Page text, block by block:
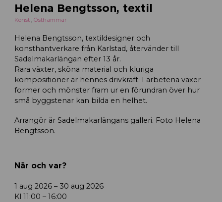
Helena Bengtsson, textil
Konst Östhammar
Helena Bengtsson, textildesigner och
konsthantverkare från Karlstad, återvänder till
Sadelmakarlängan efter 13 år.
Rara växter, sköna material och kluriga
kompositioner är hennes drivkraft. I arbetena växer
former och mönster fram ur en förundran över hur
små byggstenar kan bilda en helhet.
Arrangör är Sadelmakarlängans galleri. Foto Helena
Bengtsson.
När och var?
1 aug 2026 – 30 aug 2026
Kl 11:00 – 16:00